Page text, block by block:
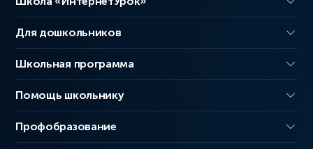
Для дошкольников
Школьная программа
Помощь школьнику
Профобразование